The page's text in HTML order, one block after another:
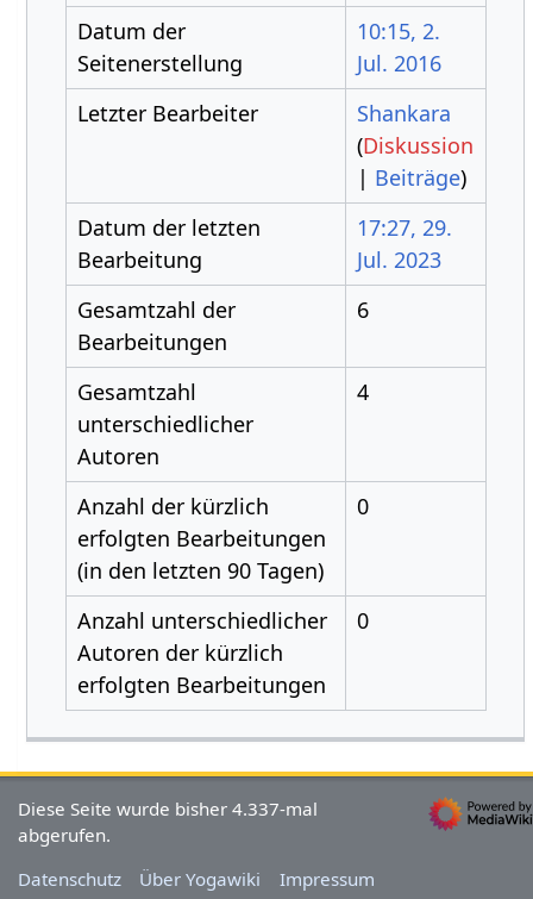
Datum der
Seitenerstellung
10:15, 2.
Jul. 2016
Letzter Bearbeiter
Shankara
(Diskussion
| Beiträge)
Datum der letzten
Bearbeitung
17:27, 29.
Jul. 2023
Gesamtzahl der
Bearbeitungen
6
Gesamtzahl
unterschiedlicher
Autoren
4
Anzahl der kürzlich
erfolgten Bearbeitungen
(in den letzten 90 Tagen)
0
Anzahl unterschiedlicher
Autoren der kürzlich
erfolgten Bearbeitungen
0
Diese Seite wurde bisher 4.337-mal
abgerufen.
Datenschutz
Über Yogawiki Impressum